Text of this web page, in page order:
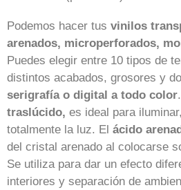
Podemos hacer tus vinilos
arenados, microperforados,
Puedes elegir entre 10 tipos de
distintos acabados, grosores y
serigrafía o digital a todo color
traslúcido, es ideal para
totalmente la luz. El ácido
del cristal arenado al colocarse
Se utiliza para dar un efecto
interiores y separación de